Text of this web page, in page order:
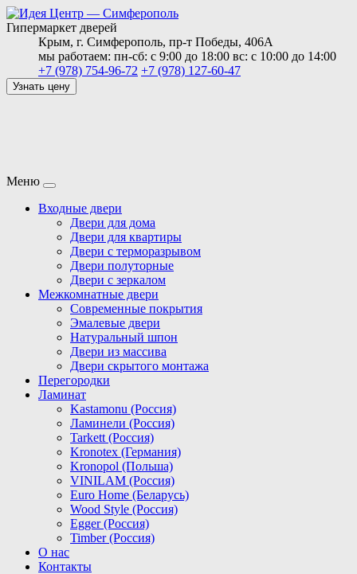
Гипермаркет дверей
Крым, г. Симферополь, пр-т Победы, 406А
мы работаем: пн-сб: с 9:00 до 18:00 вс: с 10:00 до 14:00
+7 (978) 754-96-72 +7 (978) 127-60-47
Узнать цену
Меню
Входные двери
Двери для дома
Двери для квартиры
Двери с терморазрывом
Двери полуторные
Двери с зеркалом
Межкомнатные двери
Современные покрытия
Эмалевые двери
Натуральный шпон
Двери из массива
Двери скрытого монтажа
Перегородки
Ламинат
Kastamonu (Россия)
Ламинели (Россия)
Tarkett (Россия)
Kronotex (Германия)
Kronopol (Польша)
VINILAM (Россия)
Euro Home (Беларусь)
Wood Style (Россия)
Egger (Россия)
Timber (Россия)
О нас
Контакты